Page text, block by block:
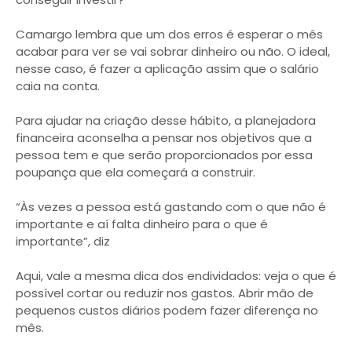
Camargo lembra que um dos erros é esperar o mês
acabar para ver se vai sobrar dinheiro ou não. O ideal,
nesse caso, é fazer a aplicação assim que o salário
caia na conta.
Para ajudar na criação desse hábito, a planejadora
financeira aconselha a pensar nos objetivos que a
pessoa tem e que serão proporcionados por essa
poupança que ela começará a construir.
“Às vezes a pessoa está gastando com o que não é
importante e aí falta dinheiro para o que é
importante”, diz
Aqui, vale a mesma dica dos endividados: veja o que é
possível cortar ou reduzir nos gastos. Abrir mão de
pequenos custos diários podem fazer diferença no
mês.